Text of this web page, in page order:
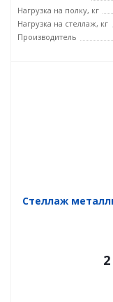
Нагрузка на полку, кг
Нагрузка на стеллаж, кг
Производитель
Стеллаж